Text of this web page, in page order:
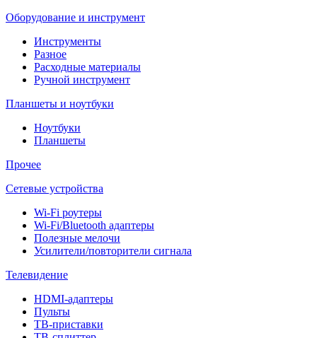
Оборудование и инструмент
Инструменты
Разное
Расходные материалы
Ручной инструмент
Планшеты и ноутбуки
Ноутбуки
Планшеты
Прочее
Сетевые устройства
Wi-Fi роутеры
Wi-Fi/Bluetooth адаптеры
Полезные мелочи
Усилители/повторители сигнала
Телевидение
HDMI-адаптеры
Пульты
ТВ-приставки